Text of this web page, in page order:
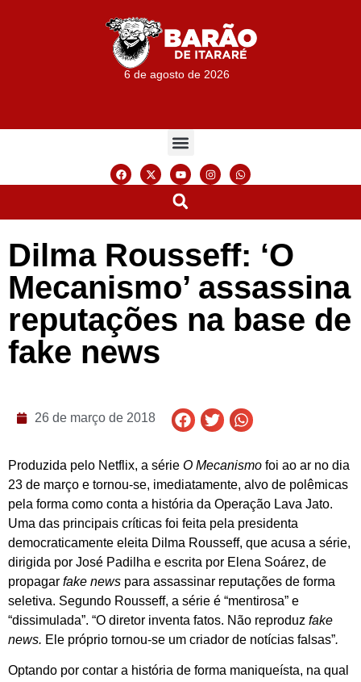
6 de agosto de 2026
Dilma Rousseff: ‘O
Mecanismo’ assassina
reputações na base de
fake news
26 de março de 2018
Produzida pelo Netflix, a série O Mecanismo foi ao ar no dia
23 de março e tornou-se, imediatamente, alvo de polêmicas
pela forma como conta a história da Operação Lava Jato.
Uma das principais críticas foi feita pela presidenta
democraticamente eleita Dilma Rousseff, que acusa a série,
dirigida por José Padilha e escrita por Elena Soárez, de
propagar fake news para assassinar reputações de forma
seletiva. Segundo Rousseff, a série é “mentirosa” e
“dissimulada”. “O diretor inventa fatos. Não reproduz fake
news. Ele próprio tornou-se um criador de notícias falsas”.
Optando por contar a história de forma maniqueísta, na qual